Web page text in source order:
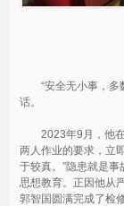
“安全无小事，多数
话。
2023年9月，他在
两人作业的要求，立
于较真。”隐患就是
思想教育。正因他从
郭智国圆满完成了检